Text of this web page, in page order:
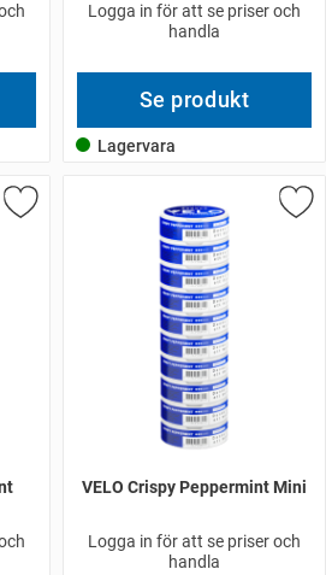
Logga in för att se priser och
handla
Se produkt
Lagervara
VELO Crispy Peppermint Mini
Logga in för att se priser och
handla